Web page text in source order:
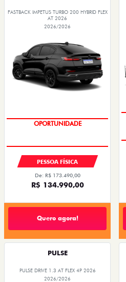
FASTBACK IMPETUS TURBO 200 HYBRID FLEX
AT 2026
2026/2026
PESSOA FÍSICA
De: R$ 173.490,00
R$ 134.990,00
Quero agora!
PULSE
PULSE DRIVE 1.3 AT FLEX 4P 2026
2026/2026